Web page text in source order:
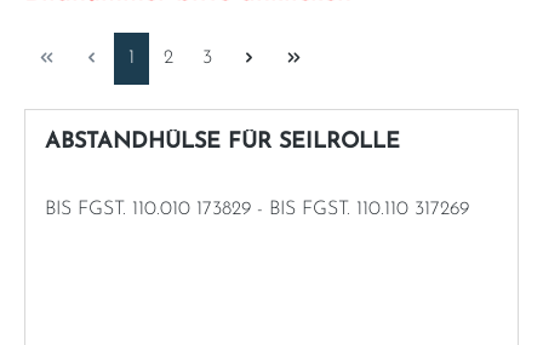
Seite
1 Seite
2 Seite
3
ABSTANDHÜLSE FÜR SEILROLLE
BIS FGST. 110.010 173829 - BIS FGST. 110.110 317269
Italia
Latvia